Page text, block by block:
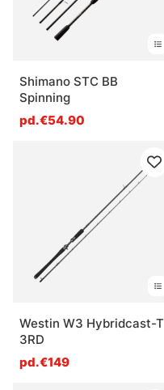
Shimano STC BB
Spinning
pd.€54.90
Westin W3 Hybridcast-T
3RD
pd.€149